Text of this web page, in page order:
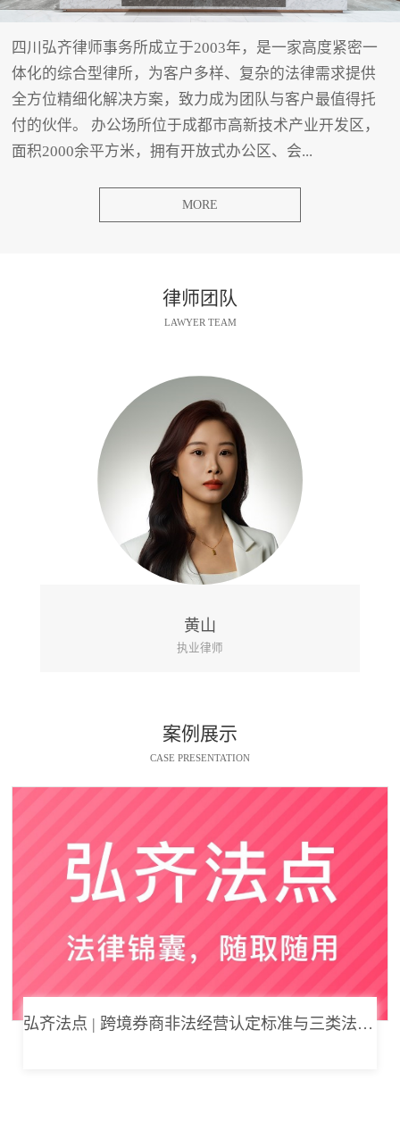
四川弘齐律师事务所成立于2003年，是一家高度紧密一
体化的综合型律所，为客户多样、复杂的法律需求提供
全方位精细化解决方案，致力成为团队与客户最值得托
付的伙伴。 办公场所位于成都市高新技术产业开发区，
面积2000余平方米，拥有开放式办公区、会...
MORE
律师团队
LAWYER TEAM
黄山
执业律师
案例展示
CASE PRESENTATION
弘齐法点 | 跨境券商非法经营认定标准与三类法律风险边界